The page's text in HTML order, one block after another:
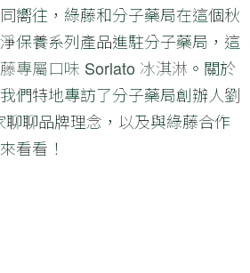
嚮往，綠藤和分子藥局在這個秋
保養系列產品進駐分子藥局，這
專屬口味 Sorlato 冰淇淋 。關於
們特地專訪了分子藥局創辦人劉
聊品牌理念，以及與綠藤合作
看看！